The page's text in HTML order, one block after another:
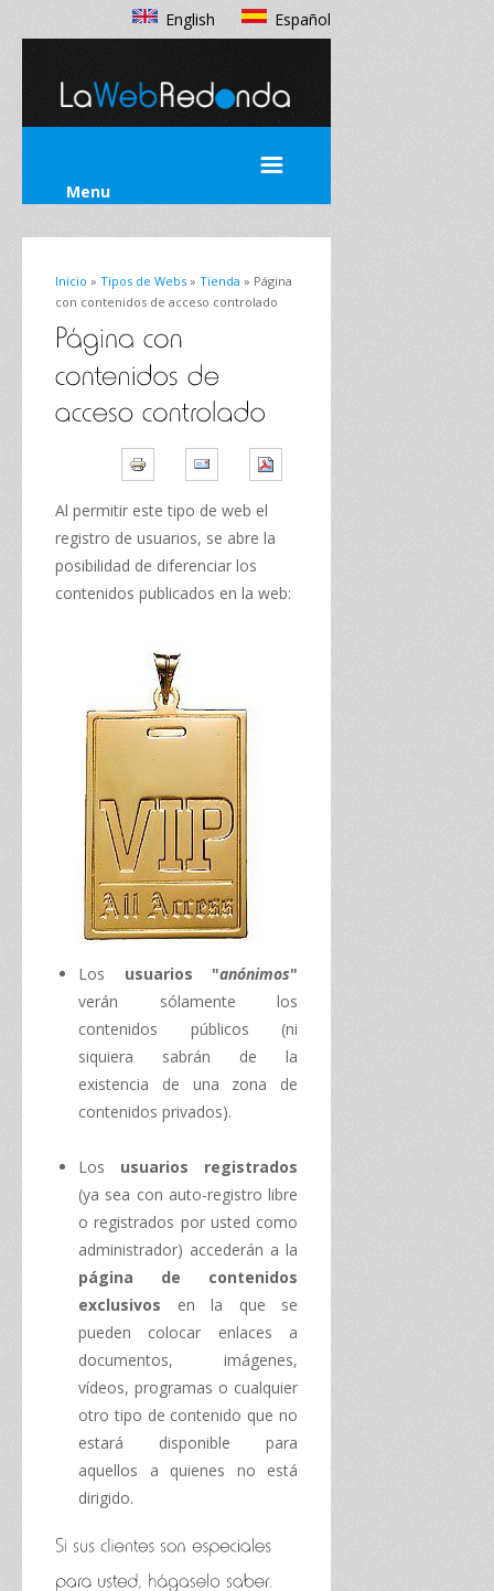
English Español
Menu
Inicio » Tipos de Webs » Tienda » Página
con contenidos de acceso controlado
Al permitir este tipo de web el
registro de usuarios, se abre la
posibilidad de diferenciar los
contenidos publicados en la web:
Los usuarios "anónimos"
verán sólamente los
contenidos públicos (ni
siquiera sabrán de la
existencia de una zona de
contenidos privados).
Los usuarios registrados
(ya sea con auto-registro libre
o registrados por usted como
administrador) accederán a la
página de contenidos
exclusivos en la que se
pueden colocar enlaces a
documentos, imágenes,
vídeos, programas o cualquier
otro tipo de contenido que no
estará disponible para
aquellos a quienes no está
dirigido.